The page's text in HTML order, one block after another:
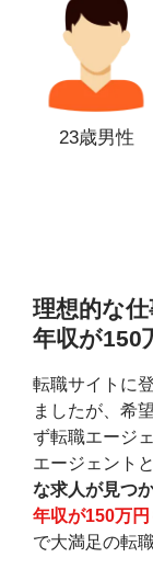
23歳男性
理想的な
年収が150
転職サイトに
ましたが、希
ず転職エージ
エージェント
な求人が見つ
年収が150万
で大満足の転